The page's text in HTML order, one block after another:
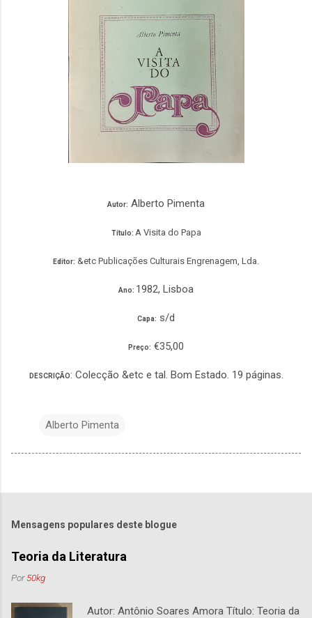
Autor: Alberto Pimenta
Título: A Visita do Papa
Editor: &etc Publicações Culturais Engrenagem, Lda.
Ano: 1982, Lisboa
Capa: s/d
Preço: €35,00
DESCRIÇÃO: Colecção &etc e tal. Bom Estado. 19 páginas.
Alberto Pimenta
Mensagens populares deste blogue
Teoria da Literatura
Por50kg
Autor: Antônio Soares Amora Título: Teoria da